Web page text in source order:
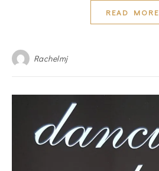
READ MORE
Rachelmj